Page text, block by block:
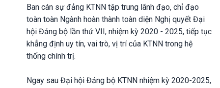
Ban cán sự đảng KTNN tập trung lãnh đạo, chỉ đạo
toàn toàn Ngành hoàn thành toàn diện Nghị quyết Đại
hội Đảng bộ lần thứ VII, nhiệm kỳ 2020 - 2025, tiếp tục
khẳng định uy tín, vai trò, vị trí của KTNN trong hệ
thống chính trị.
Ngay sau Đại hội Đảng bộ KTNN nhiệm kỳ 2020-2025,